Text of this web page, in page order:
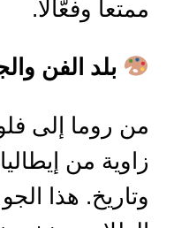
ممتعاً وفعّالاً.
بلد الفن
من روما إلى
زاوية من
وتاريخ. هذا